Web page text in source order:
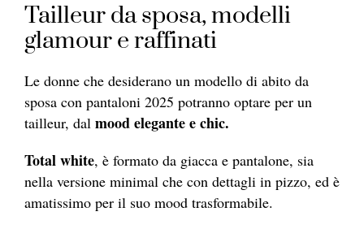
Tailleur da sposa, modelli
glamour e raffinati
Le donne che desiderano un modello di abito da
sposa con pantaloni 2025 potranno optare per un
tailleur, dal mood elegante e chic.
Total white, è formato da giacca e pantalone, sia
nella versione minimal che con dettagli in pizzo, ed è
amatissimo per il suo mood trasformabile.